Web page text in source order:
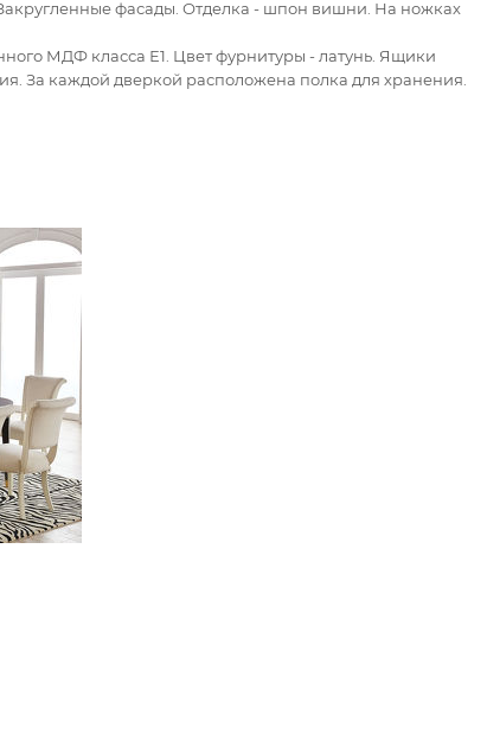
фасады. Отделка - шпон вишни. На ножках
МДФ класса Е1. Цвет фурнитуры - латунь. Ящики
За каждой дверкой расположена полка для хранения.